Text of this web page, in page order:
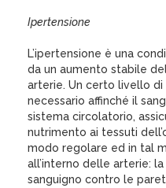
Ipertensione
L’ipertensione è una
da un aumento stabile
arterie. Un certo livello di
necessario affinché il
sistema circolatorio,
nutrimento ai tessuti
modo regolare ed in tal
all’interno delle arterie:
sanguigno contro le